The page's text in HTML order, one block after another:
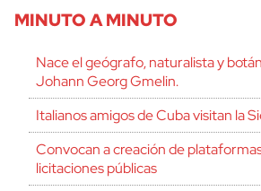
MINUTO A MINUTO
Nace el geógrafo, naturalista y
Johann Georg Gmelin.
Italianos amigos de Cuba visitan la
Convocan a creación de
licitaciones públicas